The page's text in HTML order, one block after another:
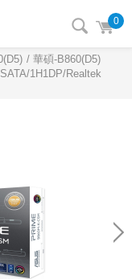
0
華碩-B860(D5)
1H1DP/Realtek